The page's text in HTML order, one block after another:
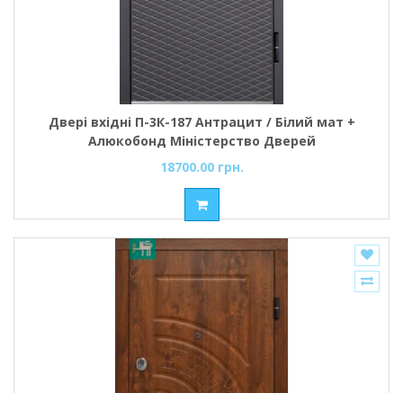
Двері вхідні П-3К-187 Антрацит / Білий мат +
Алюкобонд Міністерство Дверей
18700.00 грн.